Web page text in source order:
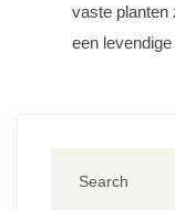
vaste planten
een